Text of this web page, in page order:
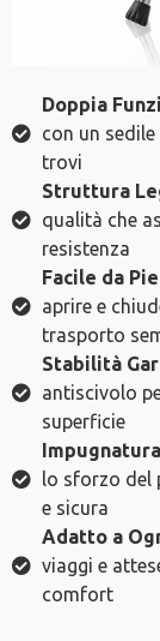
Doppia
con un
trovi
Struttura
qualità che
resistenza
Facile da
aprire e
trasporto
Stabilità
antiscivolo
superficie
lo sforzo del
e sicura
Adatto a
viaggi e
comfort